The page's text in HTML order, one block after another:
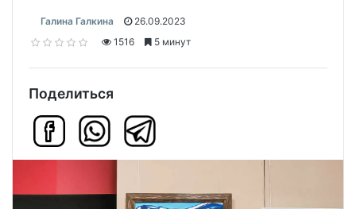
Галина Галкина
26.09.2023
1516
5 минут
Поделиться